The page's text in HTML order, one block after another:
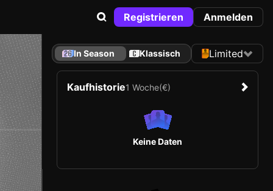
Registrieren Anmelden
In Season Klassisch Limited
Kaufhistorie1 Woche(€)
Keine Daten